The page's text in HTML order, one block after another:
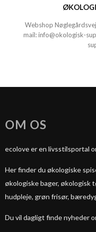
Webshop
mail:info@okologisk-
OM OS
ecolove er en livsstilsportal
Her finder du økologiske
økologiske bager, økologisk
hudpleje, grøn frisør,
Du vil dagligt finde nyheder